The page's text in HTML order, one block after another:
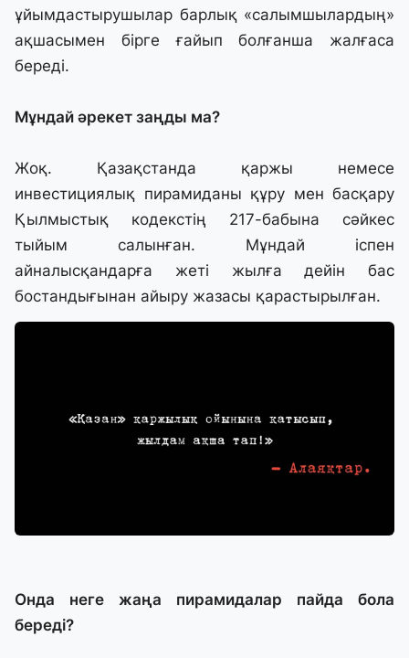
ұйымдастырушылар барлық «салымшылардың»
ақшасымен бірге ғайып болғанша жалғаса
береді.
Мұндай әрекет заңды ма?
Жоқ. Қазақстанда қаржы немесе
инвестициялық пирамиданы құру мен басқару
Қылмыстық кодекстің 217-бабына сәйкес
тыйым салынған. Мұндай іспен
айналысқандарға жеті жылға дейін бас
бостандығынан айыру жазасы қарастырылған.
Онда неге жаңа пирамидалар пайда бола
береді?